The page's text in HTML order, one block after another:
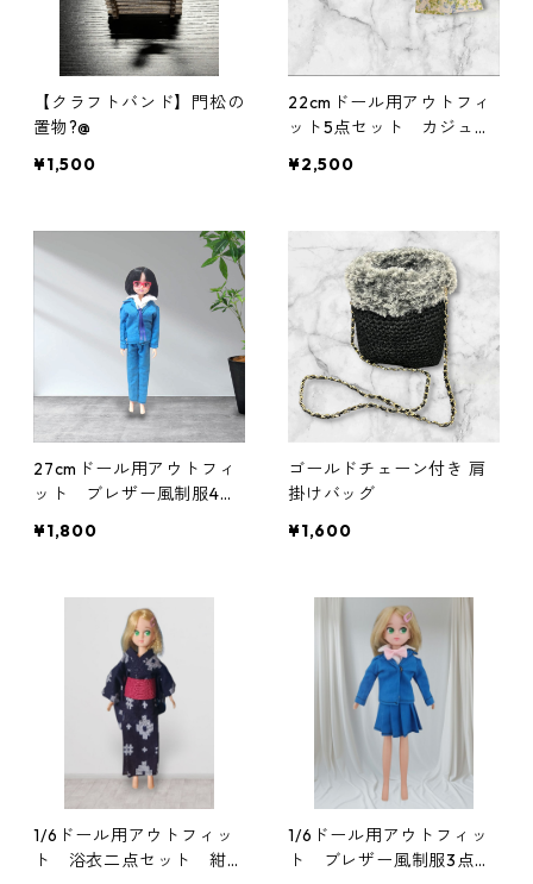
【クラフトバンド】門松の
置物?@
¥1,500
22cmドール用アウトフィ
ット5点セット カジュア
スカート他
¥2,500
27cmドール用アウトフィ
ット ブレザー風制服4点
¥1,800
ゴールドチェーン付き 肩
掛けバッグ
¥1,600
1/6ドール用アウトフィッ
ト 浴衣二点セット 紺色
1/6ドール用アウトフィッ
ト ブレザー風制服3点セ